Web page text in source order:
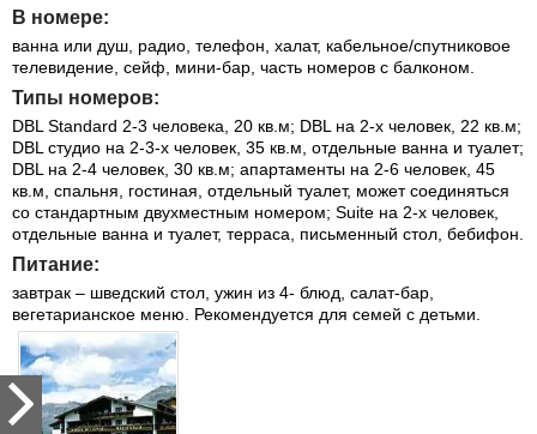
В номере:
ванна или душ, радио, телефон, халат, кабельное/спутниковое
телевидение, сейф, мини-бар, часть номеров с балконом.
Типы номеров:
DBL Standard 2-3 человека, 20 кв.м; DBL на 2-х человек, 22 кв.м;
DBL студио на 2-3-х человек, 35 кв.м, отдельные ванна и туалет;
DBL на 2-4 человек, 30 кв.м; апартаменты на 2-6 человек, 45
кв.м, спальня, гостиная, отдельный туалет, может соединяться
со стандартным двухместным номером; Suite на 2-х человек,
отдельные ванна и туалет, терраса, письменный стол, бебифон.
Питание:
завтрак – шведский стол, ужин из 4- блюд, салат-бар,
вегетарианское меню. Рекомендуется для семей с детьми.